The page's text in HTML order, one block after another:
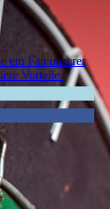
ein Fan unserer
Vorteile.